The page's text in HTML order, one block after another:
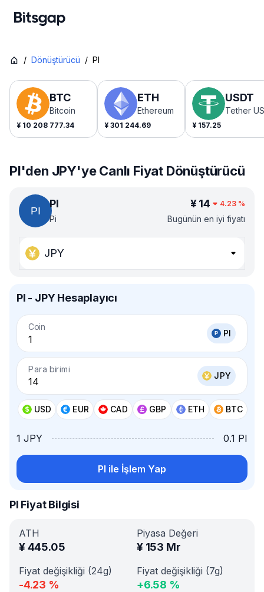
/ Dönüştürücü / PI
BTC
Bitcoin
¥ 10 208 777.34
ETH
Ethereum
¥ 301 244.69
USDT
Tether
¥ 157.25
PI'den JPY'ye Canlı Fiyat Dönüştürücü
PI
Pi
¥ 14 4.23 %
Bugünün en iyi fiyatı
JPY
PI - JPY Hesaplayıcı
Coin
PI
Para birimi
JPY
USD EUR CAD GBP ETH BTC
1 JPY 0.1 PI
PI ile İşlem Yap
PI Fiyat Bilgisi
ATH
¥445.05
Piyasa Değeri
¥ 153 Mr
Fiyat değişikliği (24g)
-4.23 %
Fiyat değişikliği (7g)
+6.58 %